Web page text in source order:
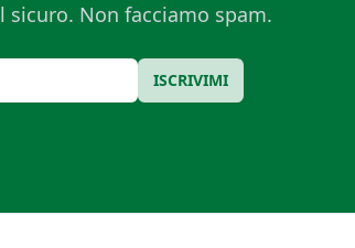
Non facciamo spam.
ISCRIVIMI